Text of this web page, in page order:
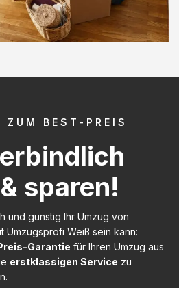
ZUM BEST-PREIS
sparen!
und günstig Ihr Umzug von
Umzugsprofi Weiß sein kann:
Garantie für Ihren Umzug aus
erstklassigen Service zu